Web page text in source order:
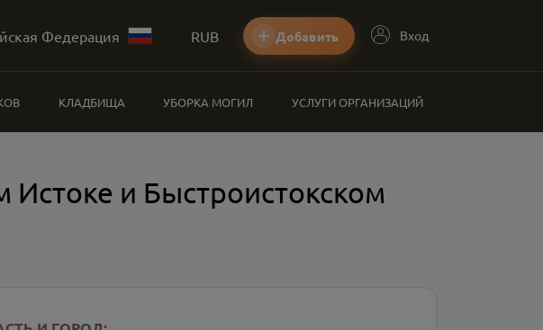
Федерация RUB Добавить Вход
КЛАДБИЩА УБОРКА МОГИЛ УСЛУГИ ОРГАНИЗАЦИЙ
и Быстроистокском